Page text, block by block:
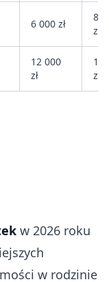
6 000 zł
8
zł
12 000
zł
14
zł
w 2026 roku
w rodzinie